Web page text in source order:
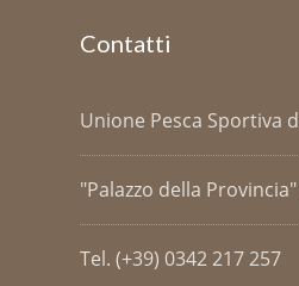
Contatti
Unione Pesca Sportiva
"Palazzo della
Tel. (+39) 0342 217 257